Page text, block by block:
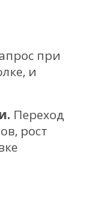
при
и
Переход
рост